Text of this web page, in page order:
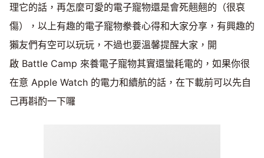
理它的話，再怎麼可愛的電子寵物還是會死翹翹的（很哀
傷），以上有趣的電子寵物豢養心得和大家分享，有興趣的
獺友們有空可以玩玩，不過也要溫馨提醒大家，開
啟 Battle Camp 來養電子寵物其實還蠻耗電的，如果你很
在意 Apple Watch 的電力和續航的話，在下載前可以先自
己再斟酌一下囉